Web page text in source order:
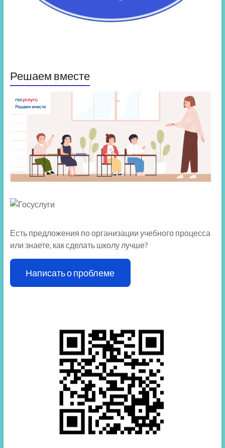
Решаем вместе
Есть предложения по организации учебного процесса
или знаете, как сделать школу лучше?
Написать о проблеме